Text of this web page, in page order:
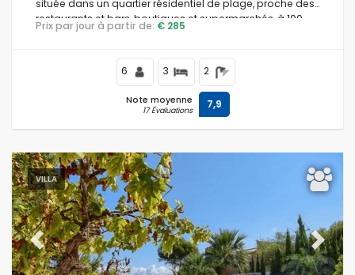
située dans un quartier résidentiel de plage, proche des
restaurants et bars, boutiques et supermarchés, à 100
mètres de la plage El Arenal, Jávea et à 100 mètres de la
Prix par jour à partir de: € 285
6 3 2
Note moyenne
17 Évaluations 7,9
VILLA
Previous Next